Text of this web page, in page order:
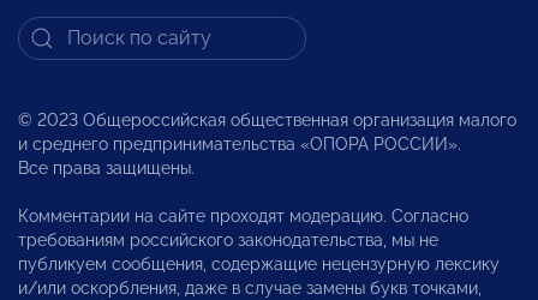
© 2023 Общероссийская общественная организация малого
и среднего предпринимательства «ОПОРА РОССИИ».
Все права защищены.
Комментарии на сайте проходят модерацию. Согласно
требованиям российского законодательства, мы не
публикуем сообщения, содержащие нецензурную лексику
и/или оскорбления, даже в случае замены букв точками,